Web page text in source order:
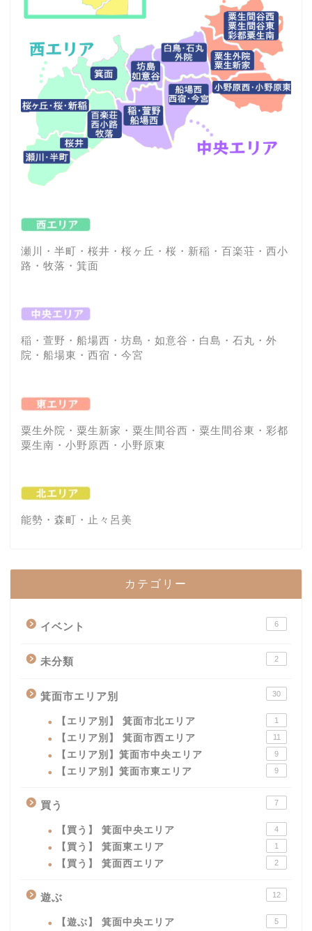
瀬川・半町・桜井・桜ヶ丘・桜・新稲・百楽荘・西小
路・牧落・箕面
稲・萱野・船場西・坊島・如意谷・白島・石丸・外
院・船場東・西宿・今宮
粟生外院・粟生新家・粟生間谷西・粟生間谷東・彩都
粟生南・小野原西・小野原東
能勢・森町・止々呂美
カテゴリー
イベント 6
未分類 2
箕面市エリア別 30
【エリア別】 箕面市北エリア 1
【エリア別】 箕面市西エリア 11
【エリア別】箕面市中央エリア 9
【エリア別】箕面市東エリア 9
買う 7
【買う】 箕面中央エリア 4
【買う】 箕面東エリア 1
【買う】 箕面西エリア 2
遊ぶ 12
【遊ぶ】 箕面中央エリア 5